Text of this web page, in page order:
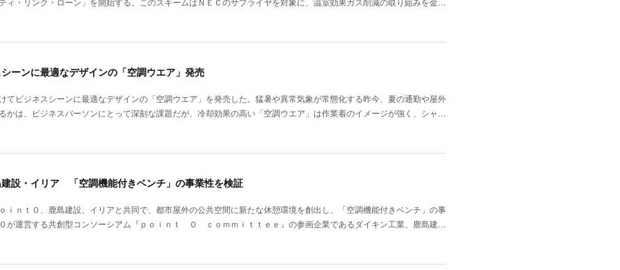
ーンに最適なデザインの「空調ウエア」発売
てビジネスシーンに最適なデザインの「空調ウエア」を発売した。猛暑や異常気象が常態化する昨今、夏の通勤や屋外
かは、ビジネスパーソンにとって深刻な課題だが、冷却効果の高い「空調ウエア」は作業着のイメージが強く、シャ…
設・イリア 「空調機能付きベンチ」の事業性を検証
ｉｎｔ０、鹿島建設、イリアと共同で、都市屋外の公共空間に新たな休憩環境を創出し、「空調機能付きベンチ」の事
が運営する共創型コンソーシアム『ｐｏｉｎｔ ０ ｃｏｍｍｉｔｔｅｅ』の参画企業であるダイキン工業、鹿島建…